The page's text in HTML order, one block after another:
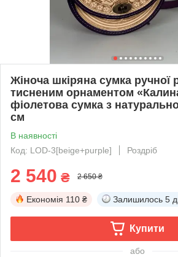
Жіноча шкіряна сумка ручної
тисненим орнаментом
фіолетова сумка з
см
В наявності
Код: LOD-3[beige+purple]
Роздріб
2 540 ₴ 2 650 ₴
Економія 110 ₴ Залишилось 5
Купити
або